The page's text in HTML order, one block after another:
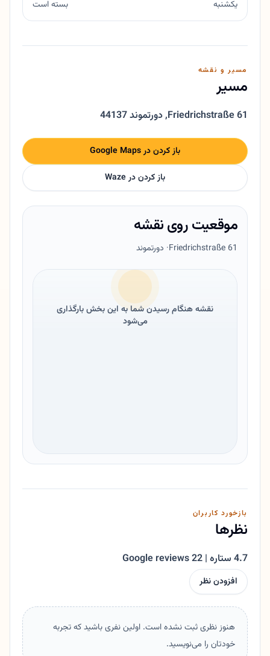
یکشنبه بسته است
مسیر و نقشه
مسیر
Friedrichstraße 61
,44137 دورتموند
باز کردن در Google Maps
باز کردن در Waze
موقعیت روی نقشه
Friedrichstraße 61· دورتموند
نقشه هنگام رسیدن شما به این بخش بارگذاری
می‌شود
بازخورد کاربران
نظرها
4.7 ستاره | 22 Google reviews
افزودن نظر
هنوز نظری ثبت نشده است. اولین نفری باشید که تجربه
خودتان را می‌نویسید.